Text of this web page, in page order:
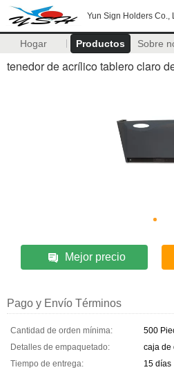
Yun Sign Holders Co.,
Hogar Productos Sobre
tenedor de acrílico tablero claro
Mejor precio
Pago y Envío Términos
Cantidad de orden mínima:
500
Detalles de empaquetado:
caja de
Tiempo de entrega:
15 días